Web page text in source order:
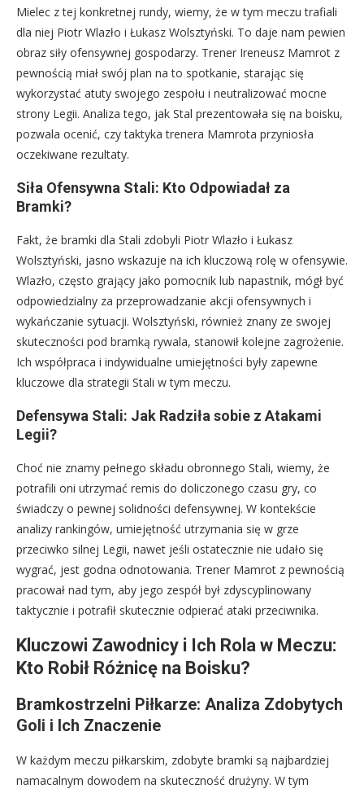
Mielec z tej konkretnej rundy, wiemy, że w tym meczu trafiali
dla niej Piotr Wlazło i Łukasz Wolsztyński. To daje nam pewien
obraz siły ofensywnej gospodarzy. Trener Ireneusz Mamrot z
pewnością miał swój plan na to spotkanie, starając się
wykorzystać atuty swojego zespołu i neutralizować mocne
strony Legii. Analiza tego, jak Stal prezentowała się na boisku,
pozwala ocenić, czy taktyka trenera Mamrota przyniosła
oczekiwane rezultaty.
Siła Ofensywna Stali: Kto Odpowiadał za
Bramki?
Fakt, że bramki dla Stali zdobyli Piotr Wlazło i Łukasz
Wolsztyński, jasno wskazuje na ich kluczową rolę w ofensywie.
Wlazło, często grający jako pomocnik lub napastnik, mógł być
odpowiedzialny za przeprowadzanie akcji ofensywnych i
wykańczanie sytuacji. Wolsztyński, również znany ze swojej
skuteczności pod bramką rywala, stanowił kolejne zagrożenie.
Ich współpraca i indywidualne umiejętności były zapewne
kluczowe dla strategii Stali w tym meczu.
Defensywa Stali: Jak Radziła sobie z Atakami
Legii?
Choć nie znamy pełnego składu obronnego Stali, wiemy, że
potrafili oni utrzymać remis do doliczonego czasu gry, co
świadczy o pewnej solidności defensywnej. W kontekście
analizy rankingów, umiejętność utrzymania się w grze
przeciwko silnej Legii, nawet jeśli ostatecznie nie udało się
wygrać, jest godna odnotowania. Trener Mamrot z pewnością
pracował nad tym, aby jego zespół był zdyscyplinowany
taktycznie i potrafił skutecznie odpierać ataki przeciwnika.
Kluczowi Zawodnicy i Ich Rola w Meczu:
Kto Robił Różnicę na Boisku?
Bramkostrzelni Piłkarze: Analiza Zdobytych
Goli i Ich Znaczenie
W każdym meczu piłkarskim, zdobyte bramki są najbardziej
namacalnym dowodem na skuteczność drużyny. W tym